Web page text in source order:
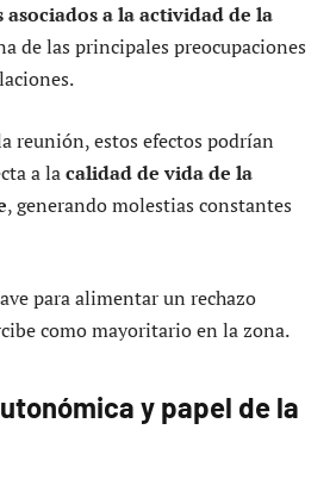
asociados a la actividad de la
de las principales preocupaciones
reunión, estos efectos podrían
a lacalidad de vida de la
, generando molestias constantes
para alimentar un rechazo
como mayoritario en la zona.
y papel de la